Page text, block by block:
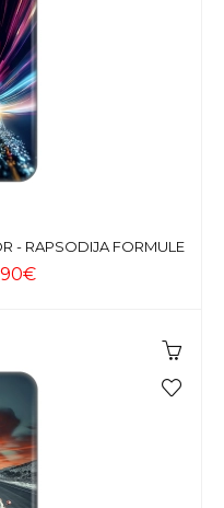
- RAPSODIJA FORMULE